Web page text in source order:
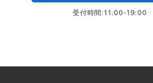
受付時間:11:00-19:00